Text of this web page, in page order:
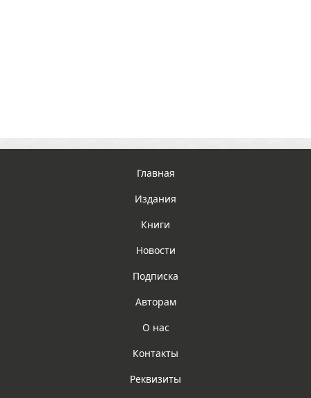
Главная
Издания
Книги
Новости
Подписка
Авторам
О нас
Контакты
Реквизиты